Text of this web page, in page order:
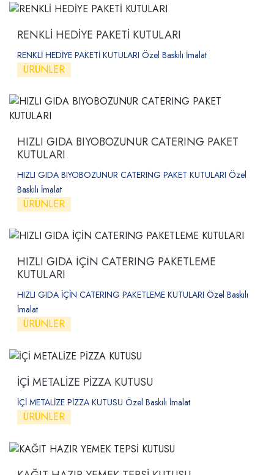
RENKLİ HEDİYE PAKETİ KUTULARI
RENKLİ HEDİYE PAKETİ KUTULARI Özel Baskılı İmalat
ÜRÜNLER
HIZLI GIDA BIYOBOZUNUR CATERING PAKET
KUTULARI
HIZLI GIDA BIYOBOZUNUR CATERING PAKET KUTULARI Özel
Baskılı İmalat
ÜRÜNLER
HIZLI GIDA İÇİN CATERING PAKETLEME
KUTULARI
HIZLI GIDA İÇİN CATERING PAKETLEME KUTULARI Özel Baskılı
İmalat
ÜRÜNLER
İÇİ METALİZE PİZZA KUTUSU
İÇİ METALİZE PİZZA KUTUSU Özel Baskılı İmalat
ÜRÜNLER